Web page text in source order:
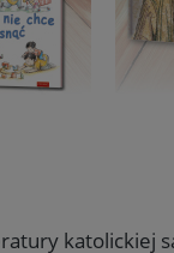
katolickiej